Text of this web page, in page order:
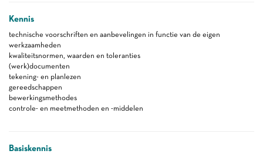
Kennis
technische voorschriften en aanbevelingen in functie van de eigen
werkzaamheden
kwaliteitsnormen, waarden en toleranties
(werk)documenten
tekening- en planlezen
gereedschappen
bewerkingsmethodes
controle- en meetmethoden en -middelen
Basiskennis